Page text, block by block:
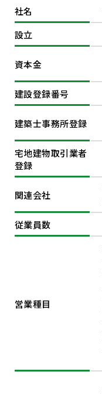
社名
設立
資本金
建設登録番号
建築士事務所登録
宅地建物取引業者
登録
関連会社
従業員数
営業種目